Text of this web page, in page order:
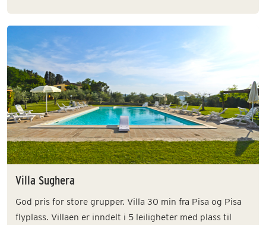
Villa Sughera
God pris for store grupper. Villa 30 min fra Pisa og Pisa
flyplass. Villaen er inndelt i 5 leiligheter med plass til